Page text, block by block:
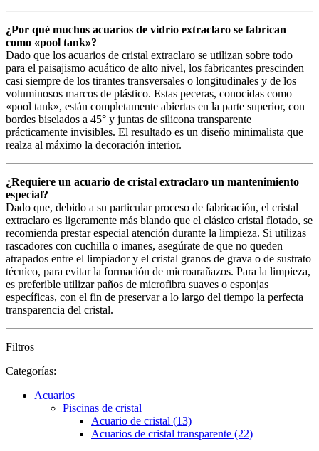
¿Por qué muchos acuarios de vidrio extraclaro se fabrican
como «pool tank»?
Dado que los acuarios de cristal extraclaro se utilizan sobre todo
para el paisajismo acuático de alto nivel, los fabricantes prescinden
casi siempre de los tirantes transversales o longitudinales y de los
voluminosos marcos de plástico. Estas peceras, conocidas como
«pool tank», están completamente abiertas en la parte superior, con
bordes biselados a 45° y juntas de silicona transparente
prácticamente invisibles. El resultado es un diseño minimalista que
realza al máximo la decoración interior.
¿Requiere un acuario de cristal extraclaro un mantenimiento
especial?
Dado que, debido a su particular proceso de fabricación, el cristal
extraclaro es ligeramente más blando que el clásico cristal flotado, se
recomienda prestar especial atención durante la limpieza. Si utilizas
rascadores con cuchilla o imanes, asegúrate de que no queden
atrapados entre el limpiador y el cristal granos de grava o de sustrato
técnico, para evitar la formación de microarañazos. Para la limpieza,
es preferible utilizar paños de microfibra suaves o esponjas
específicas, con el fin de preservar a lo largo del tiempo la perfecta
transparencia del cristal.
Filtros
Categorías:
Acuarios
Piscinas de cristal
Acuario de cristal (13)
Acuarios de cristal transparente (22)